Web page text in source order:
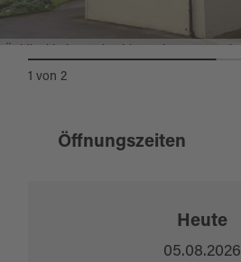
1 von2
Öffnungszeiten
Heute
05.08.2026